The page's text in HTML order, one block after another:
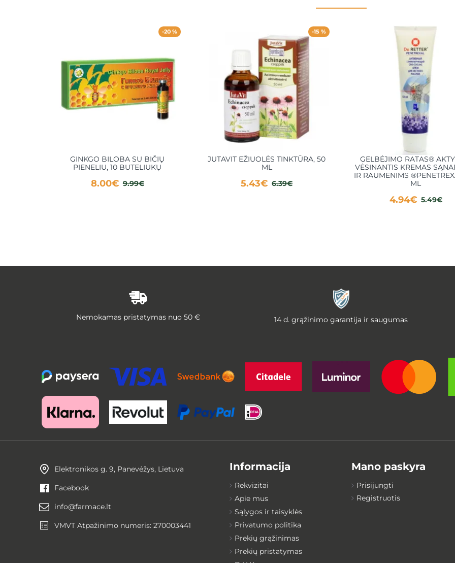
-20 %
GINKGO BILOBA SU BIČIŲ
PIENELIU, 10 BUTELIUKŲ
8.00€ 9.99€
-15 %
JUTAVIT EŽIUOLĖS TINKTŪRA, 50
ML
5.43€ 6.39€
GELBĖJIMO RATAS®
VĖSINANTIS KREMAS
IR RAUMENIMS
ML
4.94€ 5.49€
Nemokamas pristatymas nuo 50 € 14 d. grąžinimo garantija ir saugumas
Elektronikos g. 9, Panevėžys, Lietuva
Facebook
info@farmace.lt
VMVT Atpažinimo numeris: 270003441
Informacija
Rekvizitai
Apie mus
Sąlygos ir taisyklės
Privatumo politika
Prekių grąžinimas
Prekių pristatymas
Mano paskyra
Prisijungti
Registruotis